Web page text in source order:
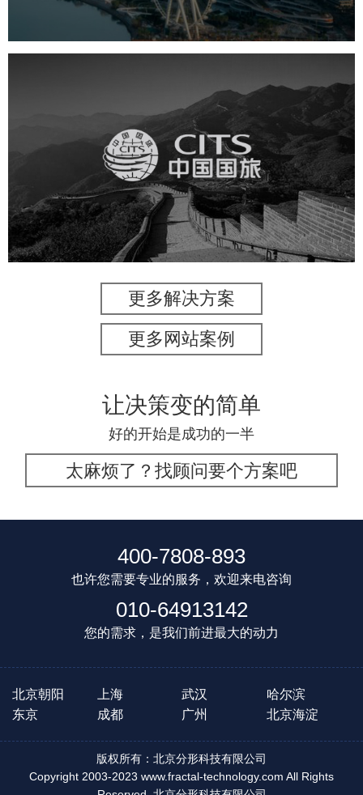
中国国旅
旅游休闲 电商网站 网站建设
更多解决方案
更多网站案例
让决策变的简单
好的开始是成功的一半
太麻烦了？找顾问要个方案吧
400-7808-893
也许您需要专业的服务，欢迎来电咨询
010-64913142
您的需求，是我们前进最大的动力
北京朝阳 上海 武汉
哈尔滨
东京
成都 广州 北京海淀
版权所有：北京分形科技有限公司
Copyright 2003-2023 www.fractal-technology.com All Rights